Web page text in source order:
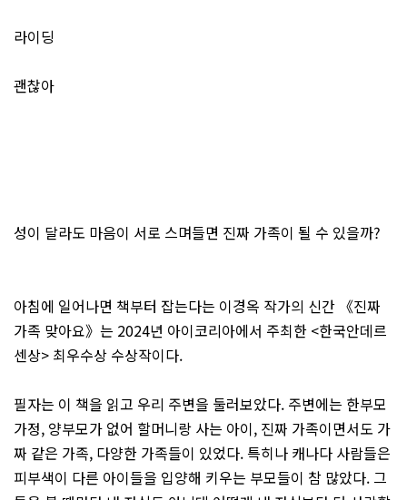
라이딩
괜찮아
성이 달라도 마음이 서로 스며들면 진짜 가족이 될 수 있을까?
아침에 일어나면 책부터 잡는다는 이경옥 작가의 신간 《진짜
가족 맞아요》는 2024년 아이코리아에서 주최한 <한국안데르
센상> 최우수상 수상작이다.
필자는 이 책을 읽고 우리 주변을 둘러보았다. 주변에는 한부모
가정, 양부모가 없어 할머니랑 사는 아이, 진짜 가족이면서도 가
짜 같은 가족, 다양한 가족들이 있었다. 특히나 캐나다 사람들은
피부색이 다른 아이들을 입양해 키우는 부모들이 참 많았다. 그